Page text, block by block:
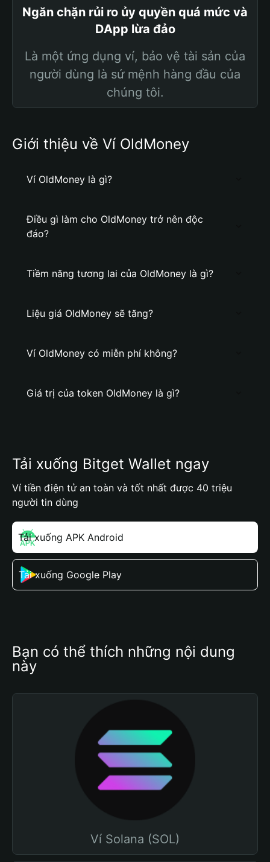
Ngăn chặn rủi ro ủy quyền quá mức và
DApp lừa đảo
Là một ứng dụng ví, bảo vệ tài sản của
người dùng là sứ mệnh hàng đầu của
chúng tôi.
Giới thiệu về Ví OldMoney
Ví OldMoney là gì?
Điều gì làm cho OldMoney trở nên độc
đáo?
Tiềm năng tương lai của OldMoney là gì?
Liệu giá OldMoney sẽ tăng?
Ví OldMoney có miễn phí không?
Giá trị của token OldMoney là gì?
Tải xuống Bitget Wallet ngay
Ví tiền điện tử an toàn và tốt nhất được 40 triệu
người tin dùng
Tải xuống APK Android
Tải xuống Google Play
Bạn có thể thích những nội dung
này
Ví Solana (SOL)